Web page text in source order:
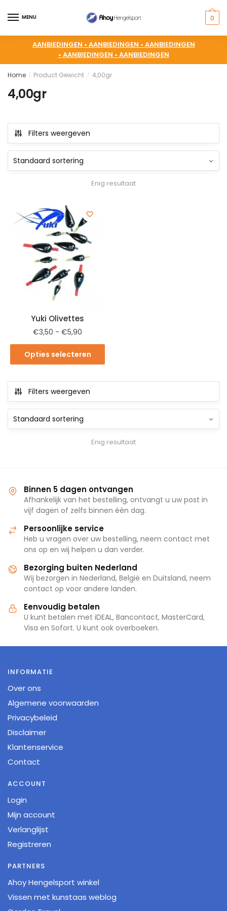
MENU 0
AANBIEDINGEN • AANBIEDINGEN • AANBIEDINGEN
• AANBIEDINGEN • AANBIEDINGEN
Home / Product Gewicht / 4,00gr
4,00gr
Filters weergeven
Enig resultaat
Yuki Olivettes
€3,50 - €5,90
Opties selecteren
Filters weergeven
Enig resultaat
Binnen 5 dagen ontvangen
Afhankelijk van het bestelling, ontvangt u uw post in
vijf dagen of zelfs binnen één dag.
Persoonlijke service
Heb u vragen over uw bestelling, neem contact met
ons op en wij helpen u dan verder.
Bezorging buiten Nederland
Wij bezorgen in Nederland, België en Duitsland, neem
contact op voor andere landen.
Eenvoudig betalen
U kunt betalen met iDEAL, Bancontact, MasterCard,
Visa en Sofort. U kunt ook overboeken.
INFORMATIE
Over ons
Algemene voorwaarden
Privacybeleid
Disclaimer
Klantenservice
Contact
ACCOUNT
Login
Mijn account
Verlanglijst
Registreren
PARTNERS
Ahoy Hengelsport winkel
Vissen met kunstaas weblog